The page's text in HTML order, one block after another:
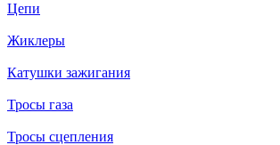
Цепи
Жиклеры
Катушки зажигания
Тросы газа
Тросы сцепления